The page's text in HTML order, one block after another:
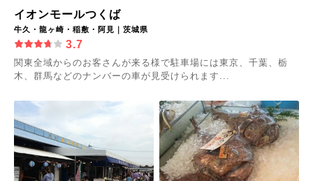
イオンモールつくば
牛久・龍ヶ崎・稲敷・阿見｜茨城県
3.7
関東全域からのお客さんが来る様で駐車場には東京、千葉、栃
木、群馬などのナンバーの車が見受けられます...